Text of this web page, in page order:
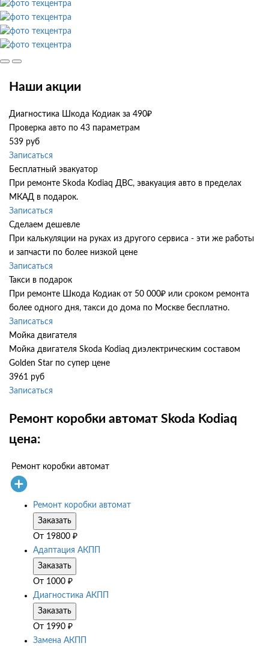
Наши акции
Диагностика Шкода Кодиак за 490₽
Проверка авто по 43 параметрам
539 руб
Записаться
Бесплатный эвакуатор
При ремонте Skoda Kodiaq ДВС, эвакуация авто в пределах
МКАД в подарок.
Записаться
Сделаем дешевле
При калькуляции на руках из другого сервиса - эти же работы
и запчасти по более низкой цене
Записаться
Такси в подарок
При ремонте Шкода Кодиак от 50 000₽ или сроком ремонта
более одного дня, такси до дома по Москве бесплатно.
Записаться
Мойка двигателя
Мойка двигателя Skoda Kodiaq диэлектрическим составом
Golden Star по супер цене
3961 руб
Записаться
Ремонт коробки автомат Skoda Kodiaq
цена:
Ремонт коробки автомат
Ремонт коробки автомат
Заказать
От 19800 ₽
Адаптация АКПП
Заказать
От 1000 ₽
Диагностика АКПП
Заказать
От 1990 ₽
Замена АКПП